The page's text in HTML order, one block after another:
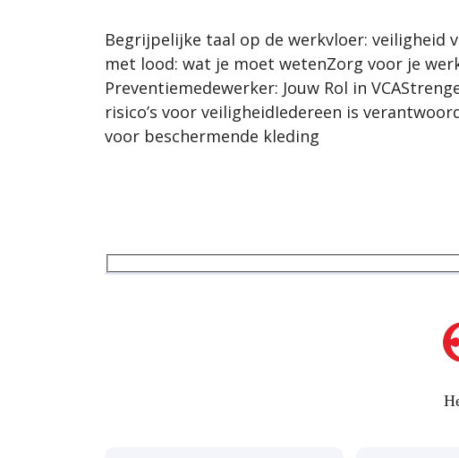
Begrijpelijke taal op de werkvloer: veiligheid
met lood: wat je moet wetenZorg voor je
Preventiemedewerker: Jouw Rol in
risico’s voor veiligheidIedereen is
voor beschermende kleding